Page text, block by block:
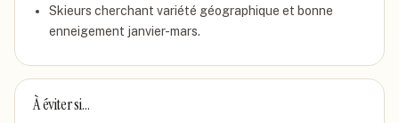
Skieurs cherchant variété géographique et bonne
enneigement janvier-mars.
À éviter si…